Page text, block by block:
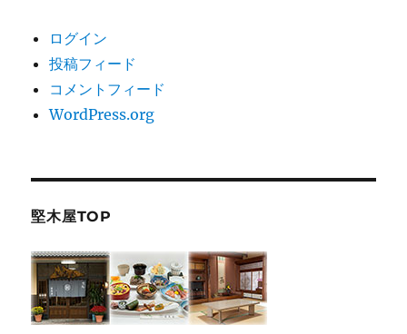
ログイン
投稿フィード
コメントフィード
WordPress.org
堅木屋TOP